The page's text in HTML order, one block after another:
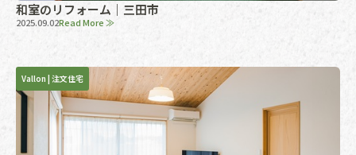
和室のリフォーム｜三田市
2025.09.02Read More ≫
Vallon | 注文住宅